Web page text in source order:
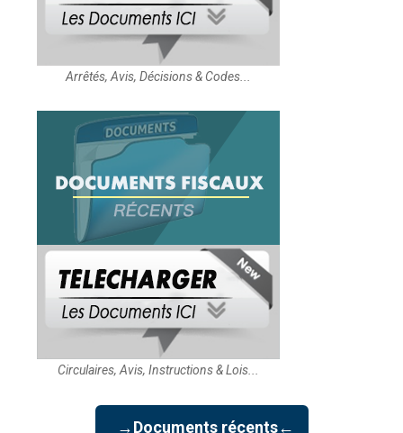
Arrêtés, Avis, Décisions & Codes...
Circulaires, Avis, Instructions & Lois...
→Documents récents←